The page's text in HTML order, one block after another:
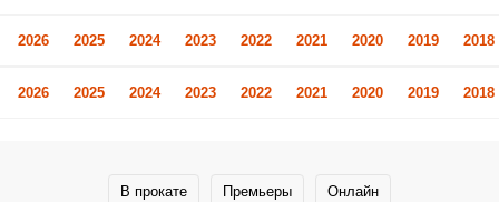
2026 2025 2024 2023 2022 2021 2020 2019 2018
2026 2025 2024 2023 2022 2021 2020 2019 2018
В прокате Премьеры Онлайн